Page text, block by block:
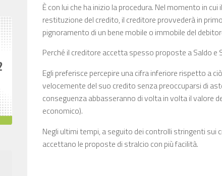
È con lui che ha inizio la procedura. Nel momento in
restituzione del credito, il creditore provvederà in
pignoramento di un bene mobile o immobile del
Perché il creditore accetta spesso proposte a Saldo e
Egli preferisce percepire una cifra inferiore rispetto a
velocemente del suo credito senza preoccuparsi di
conseguenza abbasseranno di volta in volta il valore
economico).
Negli ultimi tempi, a seguito dei controlli stringenti sui
accettano le proposte di stralcio con più facilità.